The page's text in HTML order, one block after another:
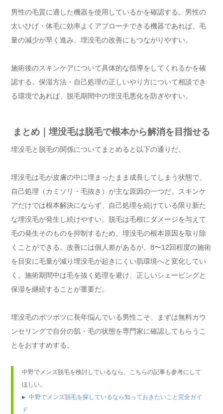
男性の毛質に適した機器を使用しているかを確認する。男性の
太いひげ・体毛に効率よくアプローチできる機器であれば、毛
量の減少が早く進み、埋没毛の改善にもつながりやすい。
施術後のスキンケアについて具体的な指導をしてくれるかを確
認する。保湿方法・自己処理の正しいやり方について相談でき
る環境であれば、脱毛期間中の埋没毛悪化を防ぎやすい。
まとめ｜埋没毛は脱毛で根本から解消を目指せる
埋没毛と脱毛の関係についてまとめると以下の通りだ。
埋没毛は毛が皮膚の中に埋まったまま成長してしまう状態で、
自己処理（カミソリ・毛抜き）が主な原因の一つだ。スキンケ
アだけでは根本解決にならず、自己処理を続けている限り新た
な埋没毛が発生し続けやすい。脱毛は毛根にダメージを与えて
毛の発生そのものを抑制するため、埋没毛の根本原因を取り除
くことができる。改善には個人差があるが、8〜12回程度の施術
を目安に毛量が減り埋没毛が起きにくい肌環境へと変化してい
く。施術期間中は毛を抜く処理を避け、正しいシェービングと
保湿を継続することが重要だ。
埋没毛のポツポツに長年悩んでいる男性こそ、まずは無料カウ
ンセリングで自分の肌・毛の状態を専門家に確認してもらうこ
とをおすすめする。
中野でメンズ脱毛を検討しているなら、こちらの記事も参考にして
ほしい。
▶ 中野でメンズ脱毛を探しているなら知っておきたいこと完全ガイ
ド